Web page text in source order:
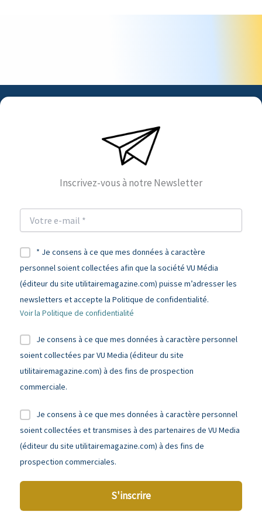
Inscrivez-vous à notre Newsletter
* Je consens à ce que mes données à caractère
personnel soient collectées afin que la société VU Média
(éditeur du site utilitairemagazine.com) puisse m’adresser les
newsletters et accepte la Politique de confidentialité.
Voir la Politique de confidentialité
Je consens à ce que mes données à caractère personnel
soient collectées par VU Media (éditeur du site
utilitairemagazine.com) à des fins de prospection
commerciale.
Je consens à ce que mes données à caractère personnel
soient collectées et transmises à des partenaires de VU Media
(éditeur du site utilitairemagazine.com) à des fins de
prospection commerciales.
S'inscrire